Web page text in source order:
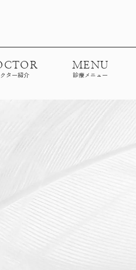
クター紹介
MENU
診療メニュー